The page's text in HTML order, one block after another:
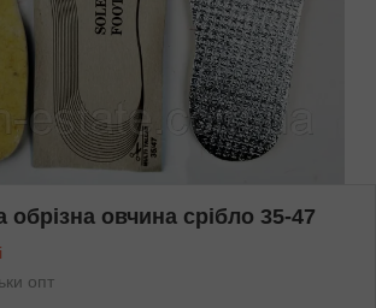
обрізна овчина срібло 35-47
опт